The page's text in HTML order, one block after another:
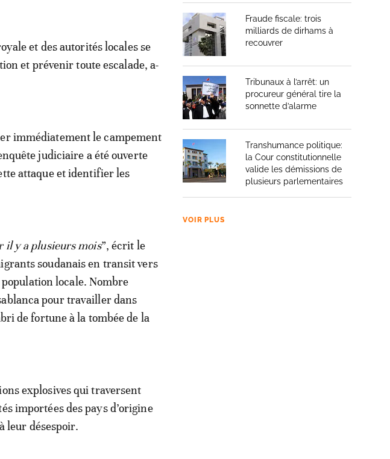
et des autorités locales se
et prévenir toute escalade, a-
immédiatement le campement
judiciaire a été ouverte
attaque et identifier les
il y a plusieurs mois”, écrit le
soudanais en transit vers
locale. Nombre
pour travailler dans
de fortune à la tombée de la
explosives qui traversent
importées des pays d’origine
leur désespoir.
Fraude fiscale: trois
milliards de dirhams à
recouvrer
Tribunaux à l’arrêt: un
procureur général tire la
sonnette d’alarme
Transhumance politique:
la Cour constitutionnelle
valide les démissions de
plusieurs parlementaires
VOIR PLUS